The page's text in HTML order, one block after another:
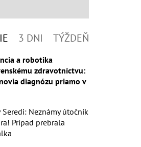
3 DNI TÝŽDEŇ
a robotika
zdravotníctvu:
diagnózu priamo v
Seredi: Neznámy útočník
Prípad prebrala